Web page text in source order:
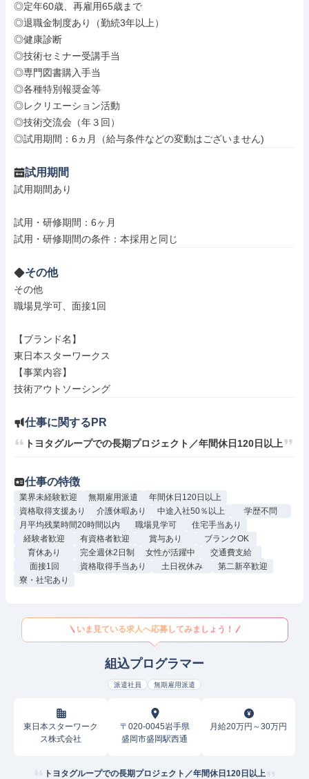
◎定年60歳、再雇用65歳まで
◎退職金制度あり（勤続3年以上）
◎健康診断
◎技術セミナー受講手当
◎専門図書購入手当
◎各種特別報奨金等
◎レクリエーション活動
◎技術交流会（年３回）
◎試用期間：6ヵ月（給与条件などの変動はございません)
試用期間
試用期間あり
試用・研修期間：6ヶ月
その他
その他
職場見学可、面接1回
【ブランド名】
東日本スターワークス
【事業内容】
技術アウトソーシング
仕事に関するPR
トヨタグループでの長期プロジェクト／年間休日120日以上
仕事の特徴
業界未経験歓迎 無期雇用派遣
年間休日120日以上
資格取得支援あり
介護休暇あり 中途入社50％以上
学歴不問
月平均残業時間20時間以内
職場見学可
住宅手当あり
経験者歓迎
有資格者歓迎 賞与あり
ブランクOK
育休あり
完全週休2日制 女性が活躍中
交通費支給
面接1回
資格取得手当あり 土日祝休み
第二新卒歓迎
寮・社宅あり
いま見ている求人へ応募してみましょう！
組込プログラマー
派遣社員 無期雇用派遣
東日本スターワーク
ス株式会社
〒020-0045岩手県
盛岡市盛岡駅西通
月給20万円～30万円
トヨタグループでの長期プロジェクト／年間休日120日以上